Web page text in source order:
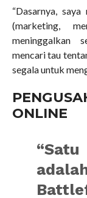
“Dasarnya,
(marketing,
meninggalkan
mencari tau
segala untuk
ONLINE